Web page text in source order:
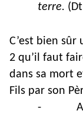
terre.
C’est bien
2 qu’il faut
dans sa mort
Fils par son
-